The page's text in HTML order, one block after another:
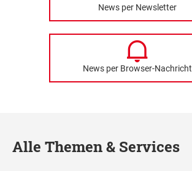
News per Newsletter
News per Browser-Nachricht
Alle Themen & Services